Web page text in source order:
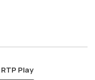
RTP Play